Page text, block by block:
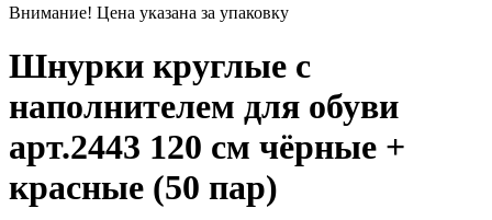
Внимание! Цена указана за упаковку
Шнурки круглые с
наполнителем для обуви
арт.2443 120 см чёрные +
красные (50 пар)